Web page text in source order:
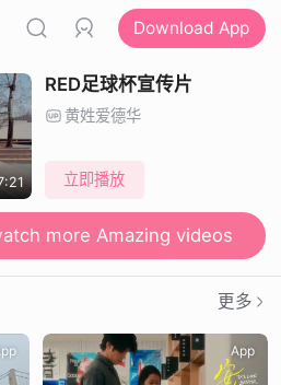
Download App
RED足球杯宣传片
黄姓爱德华
立即播放
more Amazing videos
更多
App